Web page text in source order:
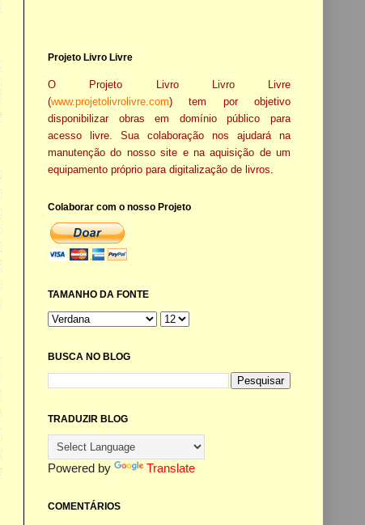
Projeto Livro Livre
O Projeto Livro Livro Livre
(www.projetolivrolivre.com) tem por objetivo
disponibilizar obras em domínio público para
acesso livre. Sua colaboração nos ajudará na
manutenção do nosso site e na aquisição de um
equipamento próprio para digitalização de livros.
Colaborar com o nosso Projeto
TAMANHO DA FONTE
BUSCA NO BLOG
TRADUZIR BLOG
Powered by Translate
COMENTÁRIOS